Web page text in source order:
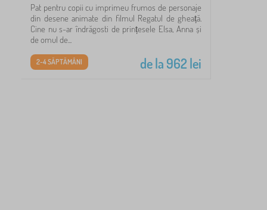
Pat pentru copii cu imprimeu frumos de personaje
din desene animate din filmul Regatul de gheață.
Cine nu s-ar îndrăgosti de prințesele Elsa, Anna și
de omul de...
de la 962 lei
2-4 SĂPTĂMÂNI